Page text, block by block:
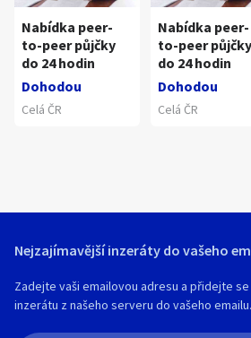
Nabídka peer-
to-peer půjčky
do 24 hodin
Dohodou
Celá ČR
Nabídka peer-
to-peer půjčky
do 24 hodin
Dohodou
Celá ČR
Nejzajímavější inzeráty do vašeho
Zadejte vaši emailovou adresu a přidejte
inzerátu z našeho serveru do vašeho emailu.